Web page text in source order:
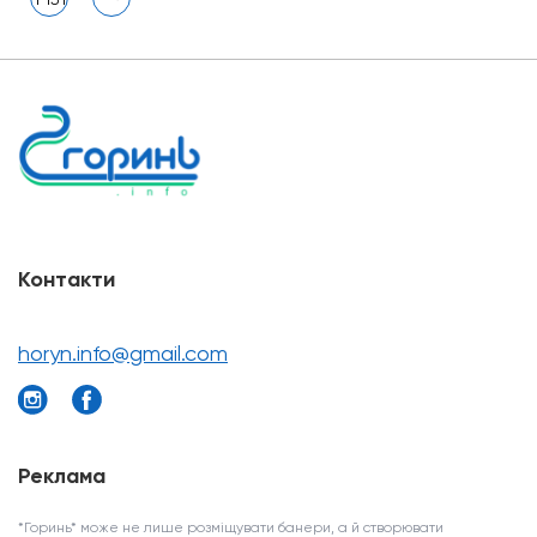
Контакти
horyn.info@gmail.com
Реклама
*Горинь* може не лише розміщувати банери, а й створювати